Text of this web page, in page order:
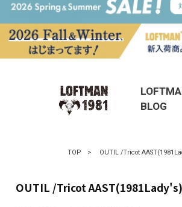
BLOG
TOP > OUTIL /Tricot
OUTIL /Tricot AAST(1981Lady's)